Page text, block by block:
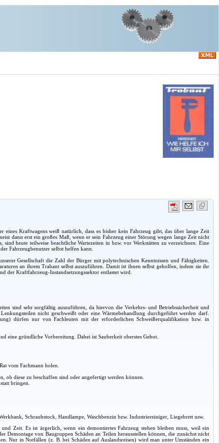
Kraftwagens weiß natürlich, dass es bisher kein Fahrzeug gibt, das über lange Zeit
dann erst ein großes Maß, wenn er sein Fahrzeug einer Störung wegen lange Zeit nicht
heute teilweise beachtliche Wartezeiten in bzw. vor Werkstätten zu verzeichnen. Eine
Fahrzeugbenutzer selbst helfen kann.
Gesellschaft die Zahl der Bürger mit polytechnischen Kenntnissen und Fähigkeiten.
an ihrem Trabant selbst auszuführen. Damit ist ihnen selbst geholfen, indem sie ihr
der Kraftfahrzeug-Instandsetzungssektor entlastet wird.
sind sehr sorgfältig auszuführen, da hiervon die Verkehrs- und Betriebssicherheit und
nicht geschweißt oder eine Wärmebehandlung durchgeführt werden darf.
dürfen nur von Fachleuten mit der erforderlichen Schweißerqualifikation bzw. in
eine gründliche Vorbereitung. Dabei ist Sauberkeit oberstes Gebot.
vom Fachmann holen.
ob diese zu beschaffen sind oder angefertigt werden können.
bringen.
Schraubstock, Handlampe, Waschbenzin bzw. Industriereiniger, Liegebrett usw.
Zeit. Es ist ärgerlich, wenn ein demontiertes Fahrzeug stehen bleiben muss, weil ein
Demontage von Baugruppen Schäden an Teilen herausstellen können, die zunächst nicht
Nur in Notfällen (z. B. bei Schäden auf Auslandsreisen) wird man unter Umständen ein